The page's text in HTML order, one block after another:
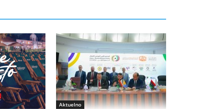
Aktuelno